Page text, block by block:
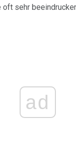
sehr
ad